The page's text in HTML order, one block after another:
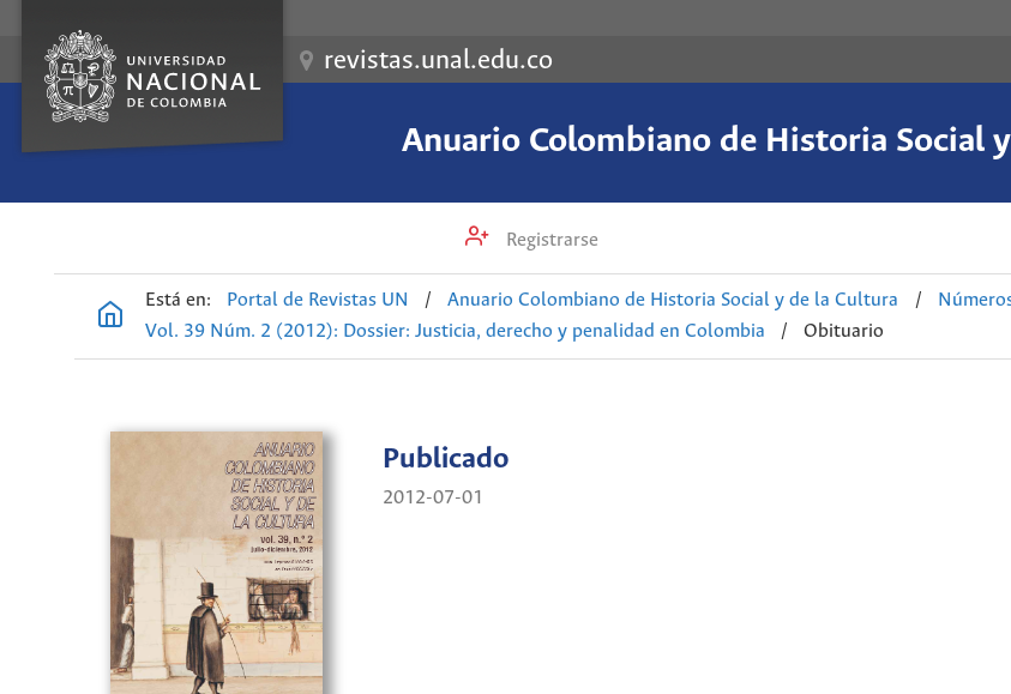
revistas.unal.edu.co
Anuario Colombiano de Historia Social
Registrarse
Está en: Portal de Revistas UN / Anuario Colombiano de Historia Social y de la Cultura /
Vol. 39 Núm. 2 (2012): Dossier: Justicia, derecho y penalidad en Colombia
/ Obituario
Publicado
2012-07-01